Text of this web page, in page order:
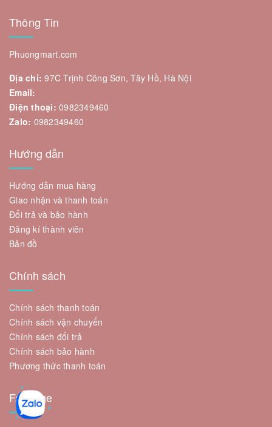
Thông Tin
Phuongmart.com
Địa chỉ: 97C Trịnh Công Sơn, Tây Hồ, Hà Nội
Email:
Điện thoại: 0982349460
Zalo: 0982349460
Hướng dẫn
Hướng dẫn mua hàng
Giao nhận và thanh toán
Đổi trả và bảo hành
Đăng kí thành viên
Bản đồ
Chính sách
Chính sách thanh toán
Chính sách vận chuyển
Chính sách đổi trả
Chính sách bảo hành
Phương thức thanh toán
Fanpage